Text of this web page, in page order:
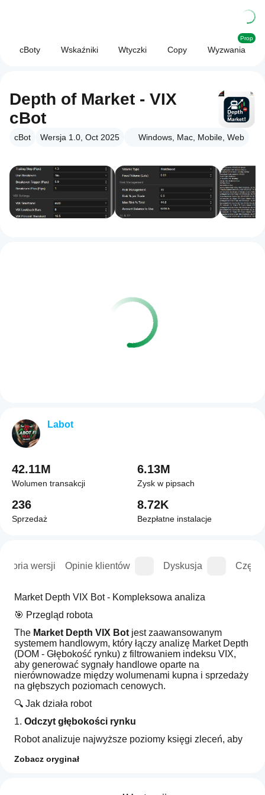
cBoty Wskaźniki Wtyczki Copy Wyzwania
Prop
Depth of Market - VIX
cBot
cBot Wersja 1.0, Oct 2025 Windows, Mac, Mobile, Web
wersji Opinie klientów Dyskusja
Market Depth VIX Bot - Kompleksowa analiza
🎯 Przegląd robota
The Market Depth VIX Bot jest zaawansowanym
systemem handlowym, który łączy analizę Market Depth
(DOM - Głębokość rynku) z filtrowaniem indeksu VIX,
aby generować sygnały handlowe oparte na
nierównowadze między wolumenami kupna i sprzedaży
na głębszych poziomach cenowych.
🔍 Jak działa robot
1. Odczyt głębokości rynku
Robot analizuje najwyższe poziomy księgi zleceń, aby
sprzedaży. W trybie na żywo odczytuje rzeczywiste dane
Zobacz oryginał
Labot
42.11M
Wolumen transakcji
6.13M
Zysk w pipsach
236
Sprzedaż
8.72K
Bezpłatne instalacje